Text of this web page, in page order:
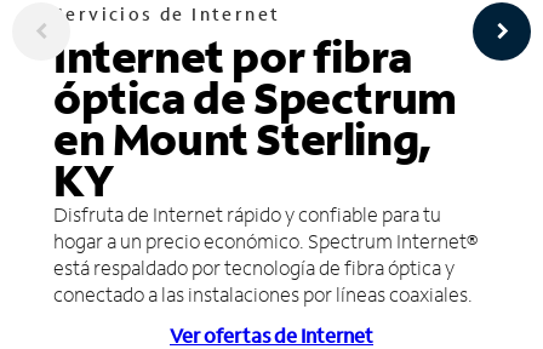
Servicios de Internet
Internet por fibra
óptica de Spectrum
en Mount Sterling,
KY
Disfruta de Internet rápido y confiable para tu
hogar a un precio económico. Spectrum Internet®
está respaldado por tecnología de fibra óptica y
conectado a las instalaciones por líneas coaxiales.
Ver ofertas de Internet